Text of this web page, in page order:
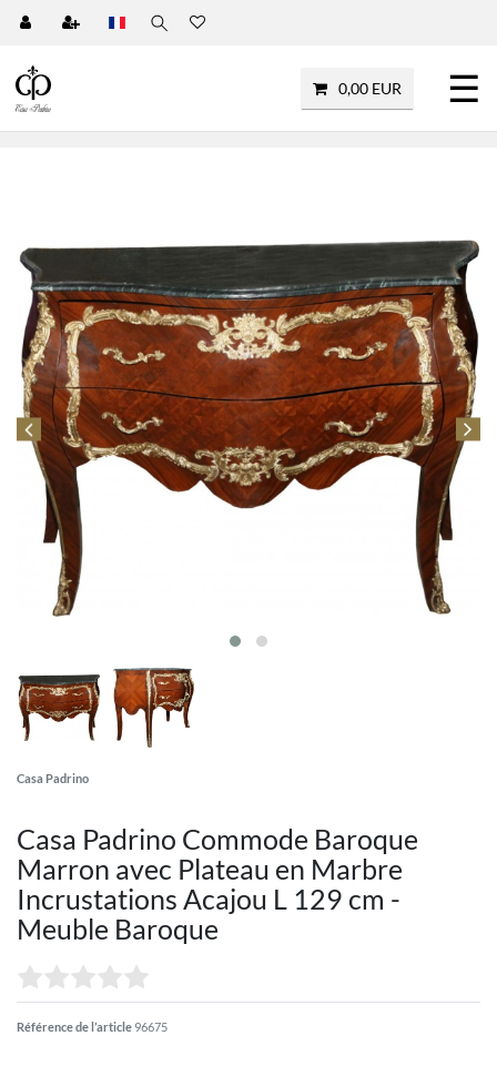
0,00 EUR ☰
Casa Padrino
Casa Padrino Commode Baroque
Marron avec Plateau en Marbre
Incrustations Acajou L 129 cm -
Meuble Baroque
Référence de l’article 96675